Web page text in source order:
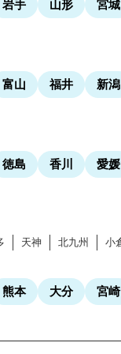
岩手 山形 宮城
富山 福井 新潟
徳島 香川 愛媛
天神 北九州 小
熊本 大分 宮崎